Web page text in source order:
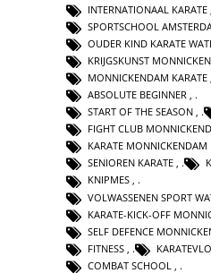
INTERNATIONAAL KARATE
SPORTSCHOOL
OUDER KIND KARATE
KRIJGSKUNST
MONNICKENDAM KARATE ,
ABSOLUTE BEGINNER ,
START OF THE SEASON ,
FIGHT CLUB
KARATE MONNICKENDAM
SENIOREN KARATE ,
KNIPMES ,
VOLWASSENEN SPORT
KARATE-KICK-OFF
SELF DEFENCE
FITNESS
COMBAT SCHOOL